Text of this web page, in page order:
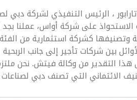
على شركة أواس، عملنا بجد
وتصنيفها كشركة استثمارية من الفئة
بين شركات تأجير إلى جانب
التقدير من وكالة فيتش. نحن
الائتماني التي تصنف دبي